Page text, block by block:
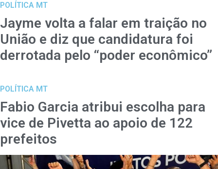
POLÍTICA MT
Jayme volta a falar em traição no
União e diz que candidatura foi
derrotada pelo “poder econômico”
POLÍTICA MT
Fabio Garcia atribui escolha para
vice de Pivetta ao apoio de 122
prefeitos